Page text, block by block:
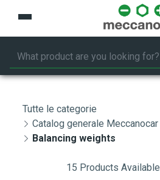
Skip to Main Content
Tutte le categorie
Catalog generale Meccanocar
Balancing weights
15 Products Available